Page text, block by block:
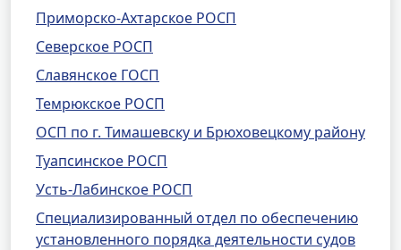
Приморско-Ахтарское РОСП
Северское РОСП
Славянское ГОСП
Темрюкское РОСП
ОСП по г. Тимашевску и Брюховецкому району
Туапсинское РОСП
Усть-Лабинское РОСП
Специализированный отдел по обеспечению
установленного порядка деятельности судов